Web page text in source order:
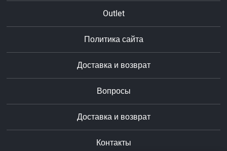
Outlet
Политика сайта
Доставка и возврат
Вопросы
Доставка и возврат
Контакты